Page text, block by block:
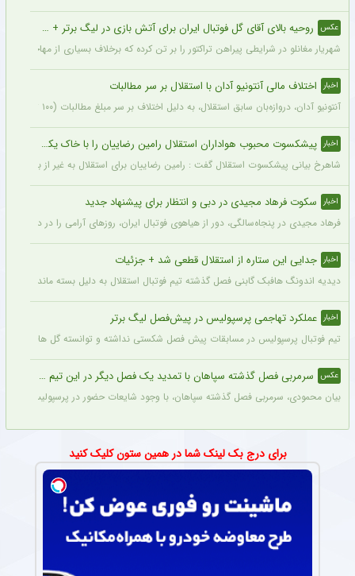
عکس روحیه بالای آقای گل فوتبال ایران برای آتش بازی در لیگ برتر + عکس
شهریار مغانلو در شرایطی پیراهن تراکتور را بر تن کرده که برخلاف بسیاری از مهاجمان
اخبار اختلاف مالی آنتونیو آدان با استقلال بر سر مطالبات
آنتونیو آدان، دروازه‌بان سابق استقلال، به دلیل اختلاف بر سر مبلغ مطالبات (۱۰۰ تا ۲۰۰ هزار یورو) قصد شکایت از باشگاه را دارد.
اخبار پیشکسوت محبوب هواداران استقلال رامین رضاییان را با خاک یکسان کرد + جزئیات
شاهرخ بیانی پیشکسوت استقلال گفت : رامین رضاییان برای استقلال به غیر از بازار
اخبار سکوت فرهاد مجیدی در دبی و انتظار برای پیشنهاد جدید
فرهاد مجیدی در پنجاه‌سالگی، دور از هیاهوی فوتبال ایران، روزهای آرامی را در دبی
اخبار جدایی این ستاره از استقلال قطعی شد + جزئیات
دیدیه اندونگ هافبک گابنی فصل گذشته تیم فوتبال استقلال به دلیل بسته ماندن پنجره
اخبار عملکرد تهاجمی پرسپولیس در پیش‌فصل لیگ برتر
تیم فوتبال پرسپولیس در مسابقات پیش فصل شکستی نداشته و توانسته گل های زیادی
عکس سرمربی فصل گذشته سپاهان با تمدید یک فصل دیگر در این تیم ماند + عکس
بیان محمودی، سرمربی فصل گذشته سپاهان، با وجود شایعات حضور در پرسپولیس،
برای درج بک لینک شما در همین ستون کلیک کنید